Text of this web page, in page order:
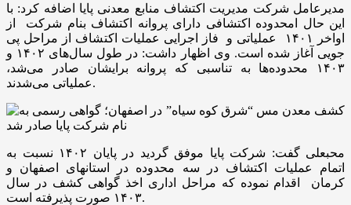
مدیرعامل شرکت مدیریت اکتشاف منابع معدنی پایا اضافه کرد: با
این حال امحدوده اکتشافی دارای پروانه اکتشاف بنام شرکت از
اواخر ۱۴۰۱ عملیاتی و فاز اجرایی عملیات اکتشاف از مراحل پی
جویی آغاز شده است. وی اظهار داشت: در طول سال‌های ۱۴۰۲ و
۱۴۰۳ محدوده‌ها به تناسبی که پروانه برایشان صادر می‌شد،
عملیاتی می‌شدند.
محبعلی گفت: شرکت پایا موفق گردید در پایان ۱۴۰۲ نسبت به
اتمام عملیات اکتشاف در سه محدوده در استانهای اصفهان و
کرمان اقدام نموده که مراحل اداری اخذ گواهی کشف در سال
۱۴۰۳ صورت پذیرفته است.